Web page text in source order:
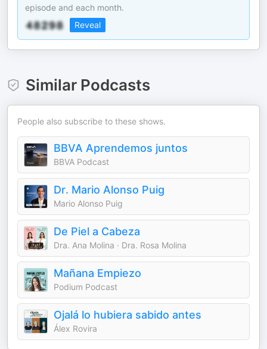
episode and each month.
Reveal
Similar Podcasts
People also subscribe to these shows.
BBVA Aprendemos juntos
BBVA Podcast
Dr. Mario Alonso Puig
Mario Alonso Puig
De Piel a Cabeza
Dra. Ana Molina · Dra. Rosa Molina
Mañana Empiezo
Podium Podcast
Ojalá lo hubiera sabido antes
Álex Rovira